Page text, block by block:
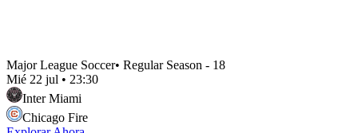
Major League Soccer• Regular Season - 18
Mié 22 jul • 23:30
Inter Miami
Chicago Fire